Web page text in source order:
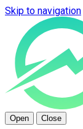
Skip to navigation
Open Close